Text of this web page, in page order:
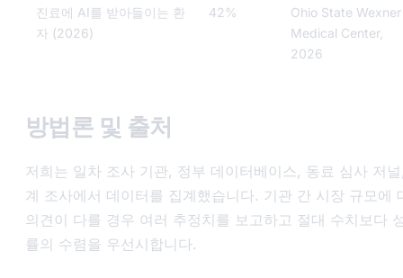
진료에 AI를 받아들이는 환
자 (2026)
42%
Ohio State Wexner
Medical Center,
2026
방법론 및 출처
저희는 일차 조사 기관, 정부 데이터베이스, 동료 심사 저
계 조사에서 데이터를 집계했습니다. 기관 간 시장 규모에
의견이 다를 경우 여러 추정치를 보고하고 절대 수치보다
률의 수렴을 우선시합니다.